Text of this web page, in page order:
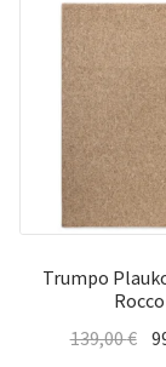
Trumpo
Rocco
139,00€